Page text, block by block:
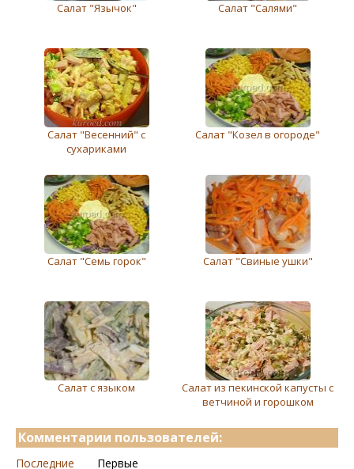
Салат "Язычок" Салат "Салями"
Салат "Весенний" с
сухариками
Салат "Козел в огороде"
Салат "Семь горок" Салат "Свиные ушки"
Салат с языком
Салат из пекинской капусты с
ветчиной и горошком
Комментарии пользователей:
Последние Первые